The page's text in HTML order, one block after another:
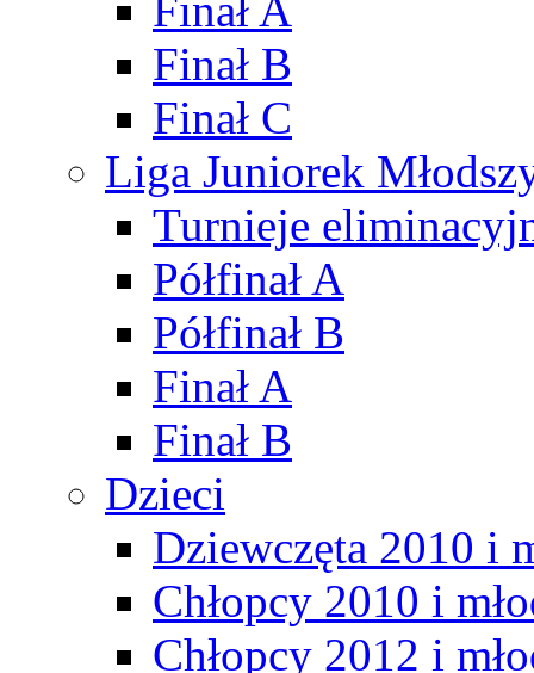
Finał B
Finał C
Liga Juniorek
Turnieje
Półfinał A
Półfinał B
Finał A
Finał B
Dzieci
Dziewczęta 2010 i
Chłopcy 2010 i
Chłopcy 2012 i